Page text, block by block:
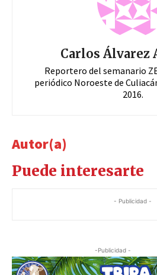
Carlos Álvarez
Reportero del semanario
periódico Noroeste de
2016.
Autor(a)
Puede interesarte
- Publicidad -
-Publicidad -